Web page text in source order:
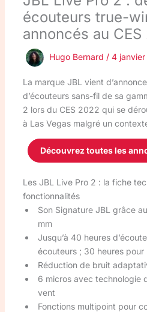
écouteurs true-
annoncés au
Hugo Bernard / 4
La marque JBL vient
d’écouteurs sans-fil de sa
2 lors du CES 2022 qui se
à Las Vegas malgré un
Découvrez toutes les
Les JBL Live Pro 2 : la fiche
fonctionnalités
Son Signature JBL grâce
mm
Jusqu’à 40 heures
écouteurs ; 30 heures
Réduction de bruit
6 micros avec technologie
vent
Fonctions multipoint pour